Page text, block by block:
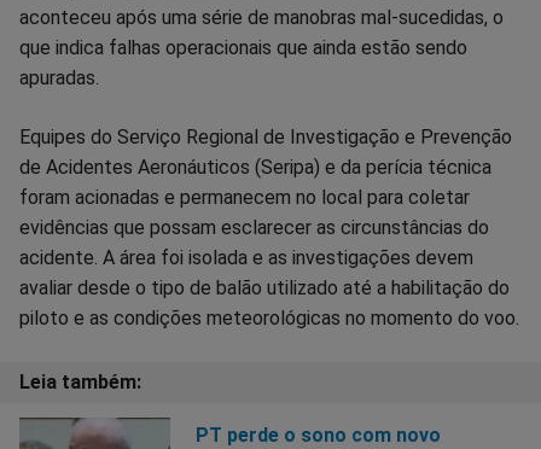
aconteceu após uma série de manobras mal-sucedidas, o
que indica falhas operacionais que ainda estão sendo
apuradas.
Equipes do Serviço Regional de Investigação e Prevenção
de Acidentes Aeronáuticos (Seripa) e da perícia técnica
foram acionadas e permanecem no local para coletar
evidências que possam esclarecer as circunstâncias do
acidente. A área foi isolada e as investigações devem
avaliar desde o tipo de balão utilizado até a habilitação do
piloto e as condições meteorológicas no momento do voo.
PT perde o sono com novo